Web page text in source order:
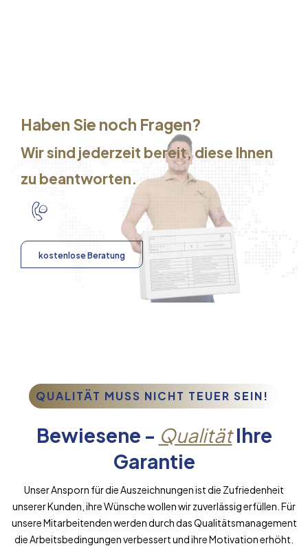
Haben Sie noch Fragen?
Wir sind jederzeit bereit, diese Ihnen
zu beantworten.
kostenlose Beratung
QUALITÄT MUSS NICHT TEUER SEIN!
Bewiesene - QualitätIhre
Garantie
Unser Ansporn für die Auszeichnungen ist die Zufriedenheit
unserer Kunden, ihre Wünsche wollen wir zuverlässig erfüllen. Für
unsere Mitarbeitenden werden durch das Qualitätsmanagement
die Arbeitsbedingungen verbessert und ihre Motivation erhöht.